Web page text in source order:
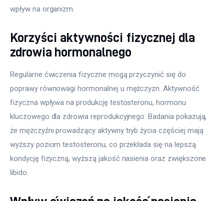
wpływ na organizm.
Korzyści aktywności fizycznej dla
zdrowia hormonalnego
Regularne ćwiczenia fizyczne mogą przyczynić się do
poprawy równowagi hormonalnej u mężczyzn. Aktywność
fizyczna wpływa na produkcję testosteronu, hormonu
kluczowego dla zdrowia reprodukcyjnego. Badania pokazują,
że mężczyźni prowadzący aktywny tryb życia częściej mają
wyższy poziom testosteronu, co przekłada się na lepszą
kondycję fizyczną, wyższą jakość nasienia oraz zwiększone
libido.